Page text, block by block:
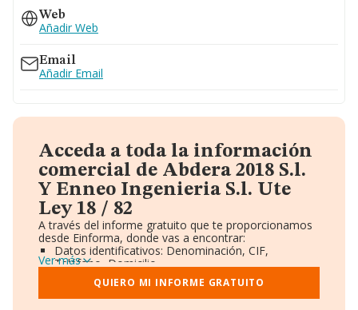
Web
Añadir Web
Email
Añadir Email
Acceda a toda la información
comercial de Abdera 2018 S.l.
Y Enneo Ingenieria S.l. Ute
Ley 18 / 82
A través del informe gratuito que te proporcionamos
desde Einforma, donde vas a encontrar:
Datos identificativos: Denominación, CIF,
Teléfono, Domicilio.
Informe Mercantil Completo (BORME).
Gráficos de Evolución Ventas y Empleados.
Consejo de Administración y Administradores.
Ver más
QUIERO MI INFORME GRATUITO